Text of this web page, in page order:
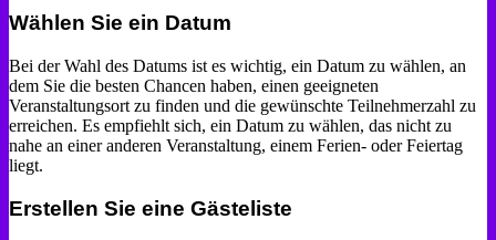
Wählen Sie ein Datum
Bei der Wahl des Datums ist es wichtig, ein Datum zu wählen, an
dem Sie die besten Chancen haben, einen geeigneten
Veranstaltungsort zu finden und die gewünschte Teilnehmerzahl zu
erreichen. Es empfiehlt sich, ein Datum zu wählen, das nicht zu
nahe an einer anderen Veranstaltung, einem Ferien- oder Feiertag
liegt.
Erstellen Sie eine Gästeliste